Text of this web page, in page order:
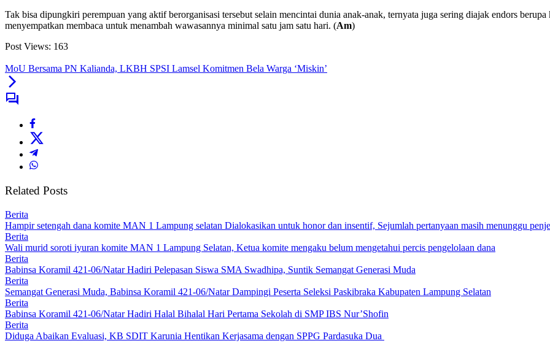
Tak bisa dipungkiri perempuan yang aktif berorganisasi tersebut selain mencintai dunia anak-anak, ternyata juga sering diajak endors
menyempatkan membaca untuk menambah wawasannya minimal satu jam satu hari. (Am)
Post Views: 163
MoU Bersama PN Kalianda, LKBH SPSI Lamsel Komitmen Bela Warga ‘Miskin’
Related Posts
Berita
Hampir setengah dana komite MAN 1 Lampung selatan Dialokasikan untuk honor dan insentif, Sejumlah pertanyaan masih menunggu
Berita
Wali murid soroti iyuran komite MAN 1 Lampung Selatan, Ketua komite mengaku belum mengetahui percis pengelolaan dana
Berita
Babinsa Koramil 421-06/Natar Hadiri Pelepasan Siswa SMA Swadhipa, Suntik Semangat Generasi Muda
Berita
Semangat Generasi Muda, Babinsa Koramil 421-06/Natar Dampingi Peserta Seleksi Paskibraka Kabupaten Lampung Selatan
Berita
Babinsa Koramil 421-06/Natar Hadiri Halal Bihalal Hari Pertama Sekolah di SMP IBS Nur’Shofin
Berita
Diduga Abaikan Evaluasi, KB SDIT Karunia Hentikan Kerjasama dengan SPPG Pardasuka Dua